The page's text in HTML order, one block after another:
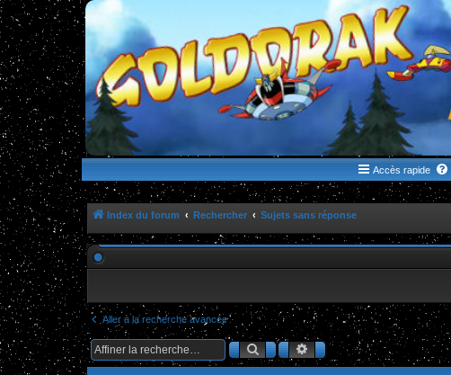
WWW.GOLDORAKGO.COM
le site de la Lune Rouge
Accès rapide
Index du forum Rechercher Sujets sans réponse
Aller à la recherche avancée
RechercherRecherche avancée